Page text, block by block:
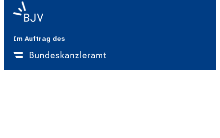
Im Auftrag des